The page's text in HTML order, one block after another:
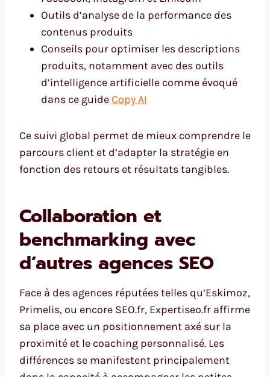
Outils d’analyse de la performance des
contenus produits
Conseils pour optimiser les descriptions
produits, notamment avec des outils
d’intelligence artificielle comme évoqué
dans ce guide Copy AI
Ce suivi global permet de mieux comprendre le
parcours client et d’adapter la stratégie en
fonction des retours et résultats tangibles.
Collaboration et
benchmarking avec
d’autres agences SEO
Face à des agences réputées telles qu’Eskimoz,
Primelis, ou encore SEO.fr, Expertiseo.fr affirme
sa place avec un positionnement axé sur la
proximité et le coaching personnalisé. Les
différences se manifestent principalement